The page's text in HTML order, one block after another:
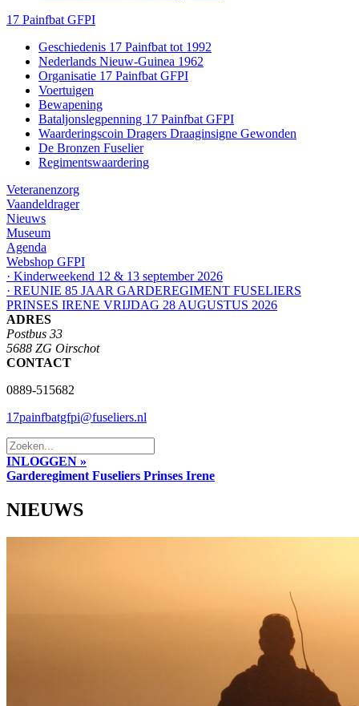
17 Painfbat GFPI
Geschiedenis 17 Painfbat tot 1992
Nederlands Nieuw-Guinea 1962
Organisatie 17 Painfbat GFPI
Voertuigen
Bewapening
Bataljonslegpenning 17 Painfbat GFPI
Waarderingscoin Dragers Draaginsigne Gewonden
De Bronzen Fuselier
Regimentswaardering
Veteranenzorg
Vaandeldrager
Nieuws
Museum
Agenda
Webshop GFPI
· Kinderweekend 12 & 13 september 2026
· REUNIE 85 JAAR GARDEREGIMENT FUSELIERS
PRINSES IRENE VRIJDAG 28 AUGUSTUS 2026
ADRES
Postbus 33
5688 ZG Oirschot
CONTACT
0889-515682
17painfbatgfpi@fuseliers.nl
INLOGGEN »
Garderegiment Fuseliers Prinses Irene
NIEUWS